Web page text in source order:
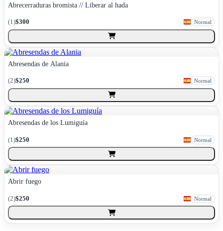
Abrecerraduras bromista // Liberar al hada
(1)$300 Normal
Abresendas de Alania
(2)$250 Normal
Abresendas de los Lumiguía
(1)$250 Normal
Abrir fuego
(2)$250 Normal